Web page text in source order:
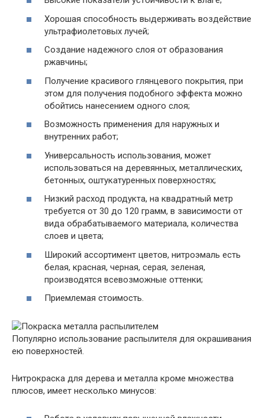
Хорошая способность выдерживать воздействие
ультрафиолетовых лучей;
Создание надежного слоя от образования
ржавчины;
Получение красивого глянцевого покрытия, при
этом для получения подобного эффекта можно
обойтись нанесением одного слоя;
Возможность применения для наружных и
внутренних работ;
Универсальность использования, может
использоваться на деревянных, металлических,
бетонных, оштукатуренных поверхностях;
Низкий расход продукта, на квадратный метр
требуется от 30 до 120 грамм, в зависимости от
вида обрабатываемого материала, количества
слоев и цвета;
Широкий ассортимент цветов, нитроэмаль есть
белая, красная, черная, серая, зеленая,
производятся всевозможные оттенки;
Приемлемая стоимость.
Популярно использование распылителя для окрашивания
ею поверхностей.
Нитрокраска для дерева и металла кроме множества
плюсов, имеет несколько минусов: